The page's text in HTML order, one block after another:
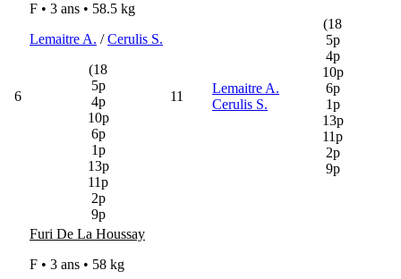
6
F • 3 ans • 58.5 kg
Lemaitre A. /Cerulis S.
(18
5p
4p
10p
6p
1p
13p
11p
2p
9p
11
Lemaitre A.
Cerulis S.
(18
5p
4p
10p
6p
1p
13p
11p
2p
9p
Furi De La Houssay
F • 3 ans • 58 kg